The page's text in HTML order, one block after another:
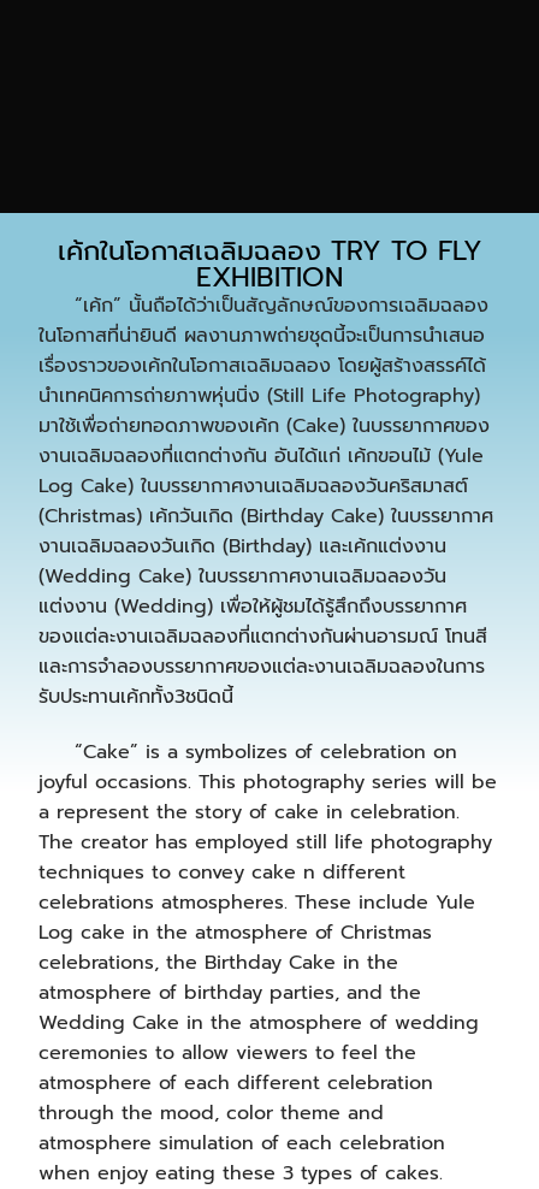
เค้กในโอกาสเฉลิมฉลอง TRY TO FLY
EXHIBITION
“เค้ก” นั้นถือได้ว่าเป็นสัญลักษณ์ของการเฉลิมฉลอง
ในโอกาสที่น่ายินดี ผลงานภาพถ่ายชุดนี้จะเป็นการนำเสนอ
เรื่องราวของเค้กในโอกาสเฉลิมฉลอง โดยผู้สร้างสรรค์ได้
นำเทคนิคการถ่ายภาพหุ่นนิ่ง (Still Life Photography)
มาใช้เพื่อถ่ายทอดภาพของเค้ก (Cake) ในบรรยากาศของ
งานเฉลิมฉลองที่แตกต่างกัน อันได้แก่ เค้กขอนไม้ (Yule
Log Cake) ในบรรยากาศงานเฉลิมฉลองวันคริสมาสต์
(Christmas) เค้กวันเกิด (Birthday Cake) ในบรรยากาศ
งานเฉลิมฉลองวันเกิด (Birthday) และเค้กแต่งงาน
(Wedding Cake) ในบรรยากาศงานเฉลิมฉลองวัน
แต่งงาน (Wedding) เพื่อให้ผู้ชมได้รู้สึกถึงบรรยากาศ
ของแต่ละงานเฉลิมฉลองที่แตกต่างกันผ่านอารมณ์ โทนสี
และการจำลองบรรยากาศของแต่ละงานเฉลิมฉลองในการ
รับประทานเค้กทั้ง3ชนิดนี้
“Cake” is a symbolizes of celebration on
joyful occasions. This photography series will be
a represent the story of cake in celebration.
The creator has employed still life photography
techniques to convey cake n different
celebrations atmospheres. These include Yule
Log cake in the atmosphere of Christmas
celebrations, the Birthday Cake in the
atmosphere of birthday parties, and the
Wedding Cake in the atmosphere of wedding
ceremonies to allow viewers to feel the
atmosphere of each different celebration
through the mood, color theme and
atmosphere simulation of each celebration
when enjoy eating these 3 types of cakes.